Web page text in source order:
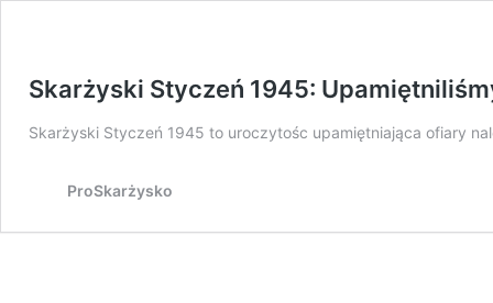
Skarżyski Styczeń 1945:
Skarżyski Styczeń 1945 to uroczytośc upamiętniająca ofiary
ProSkarżysko